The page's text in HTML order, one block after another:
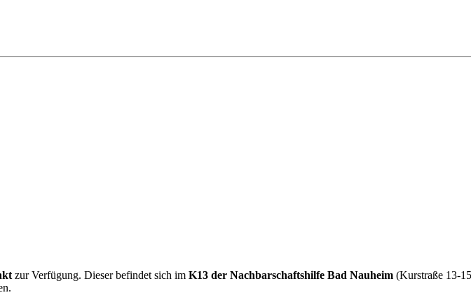
zur Verfügung. Dieser befindet sich imK13 der Nachbarschaftshilfe Bad Nauheim (Kurstraße 13-